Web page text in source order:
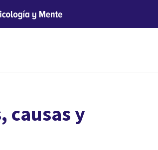
causas y